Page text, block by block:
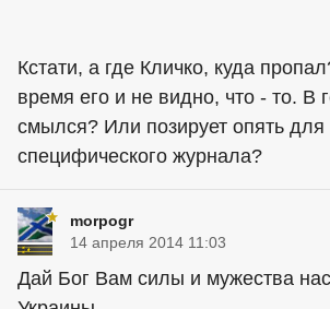
Кстати, а где Кличко, куда
время его и не видно, что - то. В
смылся? Или позирует опять для
специфического журнала?
morpogr
14 апреля 2014 11:03
Дай Бог Вам силы и мужества